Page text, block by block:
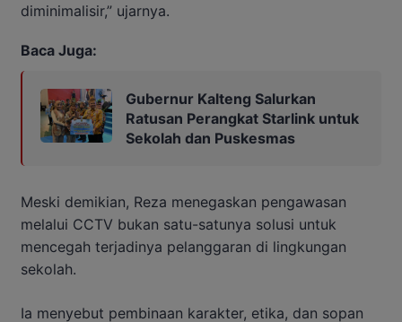
diminimalisir,” ujarnya.
Baca Juga:
Gubernur Kalteng Salurkan
Ratusan Perangkat Starlink untuk
Sekolah dan Puskesmas
Meski demikian, Reza menegaskan pengawasan
melalui CCTV bukan satu-satunya solusi untuk
mencegah terjadinya pelanggaran di lingkungan
sekolah.
Ia menyebut pembinaan karakter, etika, dan sopan